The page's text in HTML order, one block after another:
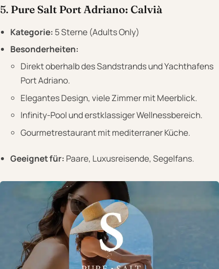
5. Pure Salt Port Adriano: Calvià
Kategorie: 5 Sterne (Adults Only)
Besonderheiten:
Direkt oberhalb des Sandstrands und Yachthafens
Port Adriano.
Elegantes Design, viele Zimmer mit Meerblick.
Infinity-Pool und erstklassiger Wellnessbereich.
Gourmetrestaurant mit mediterraner Küche.
Geeignet für: Paare, Luxusreisende, Segelfans.